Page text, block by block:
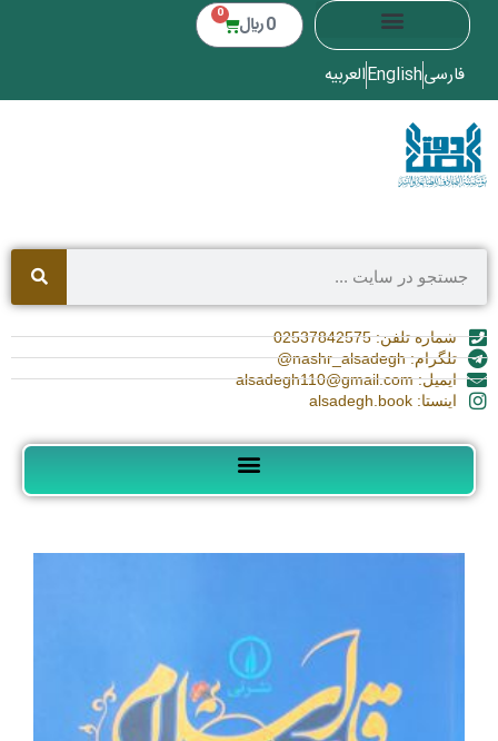
0 ﷼ 0
فارسیEnglishالعربیه
شماره تلفن: 02537842575
تلگرام: nashr_alsadegh@
ایمیل: alsadegh110@gmail.com
اینستا: alsadegh.book